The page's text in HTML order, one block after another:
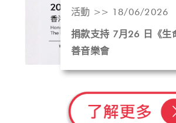
活動 >> 18/06/2026
捐款支持 7月26 日《生
善音樂會